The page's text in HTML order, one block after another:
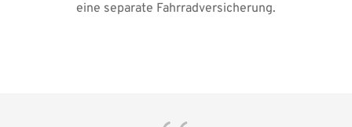
eine separate Fahrradversicherung.